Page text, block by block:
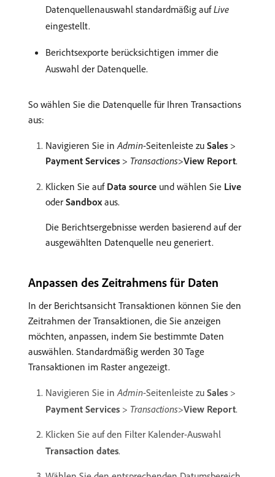
Datenquellenauswahl standardmäßig aufLive
eingestellt.
Berichtsexporte berücksichtigen immer die
Auswahl der Datenquelle.
So wählen Sie die Datenquelle für Ihren Transactions
aus:
Navigieren Sie inAdmin-Seitenleiste zu Sales >
Payment Services > Transactions>View Report.
Klicken Sie auf Data source und wählen Sie Live
oder Sandboxaus.
Die Berichtsergebnisse werden basierend auf der
ausgewählten Datenquelle neu generiert.
Anpassen des Zeitrahmens für Daten
In der Berichtsansicht Transaktionen können Sie den
Zeitrahmen der Transaktionen, die Sie anzeigen
möchten, anpassen, indem Sie bestimmte Daten
auswählen. Standardmäßig werden 30 Tage
Transaktionen im Raster angezeigt.
Navigieren Sie inAdmin-Seitenleiste zu Sales >
Payment Services > Transactions>View Report.
Klicken Sie auf den Filter Kalender-Auswahl
Transaction dates.